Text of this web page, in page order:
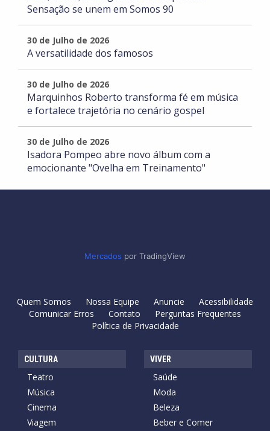
Sensação se unem em Somos 90
30 de Julho de 2026
A versatilidade dos famosos
30 de Julho de 2026
Marquinhos Roberto transforma fé em música
e fortalece trajetória no cenário gospel
30 de Julho de 2026
Isadora Pompeo abre novo álbum com a
emocionante "Ovelha em Treinamento"
Mercados por TradingView
Quem Somos Nossa Equipe Anuncie
Acessibilidade
Comunicar Erros
Contato
Perguntas Frequentes
Política de Privacidade
CULTURA
Teatro
Música
Cinema
Viagem
VIVER
Saúde
Moda
Beleza
Beber e Comer